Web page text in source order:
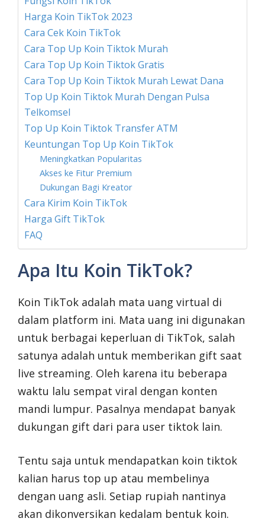
Harga Koin TikTok 2023
Cara Cek Koin TikTok
Cara Top Up Koin Tiktok Murah
Cara Top Up Koin Tiktok Gratis
Cara Top Up Koin Tiktok Murah Lewat Dana
Top Up Koin Tiktok Murah Dengan Pulsa
Telkomsel
Top Up Koin Tiktok Transfer ATM
Keuntungan Top Up Koin TikTok
Meningkatkan Popularitas
Akses ke Fitur Premium
Dukungan Bagi Kreator
Cara Kirim Koin TikTok
Harga Gift TikTok
FAQ
Apa Itu Koin TikTok?
Koin TikTok adalah mata uang virtual di
dalam platform ini. Mata uang ini digunakan
untuk berbagai keperluan di TikTok, salah
satunya adalah untuk memberikan gift saat
live streaming. Oleh karena itu beberapa
waktu lalu sempat viral dengan konten
mandi lumpur. Pasalnya mendapat banyak
dukungan gift dari para user tiktok lain.
Tentu saja untuk mendapatkan koin tiktok
kalian harus top up atau membelinya
dengan uang asli. Setiap rupiah nantinya
akan dikonversikan kedalam bentuk koin.